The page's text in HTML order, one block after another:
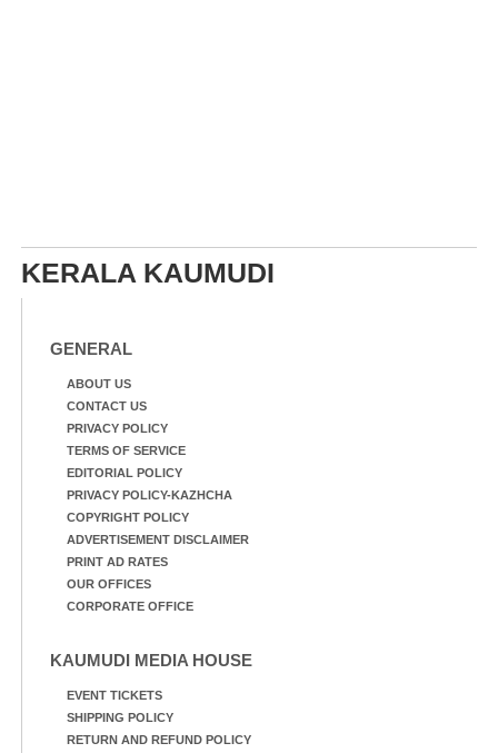
KERALA KAUMUDI
GENERAL
ABOUT US
CONTACT US
PRIVACY POLICY
TERMS OF SERVICE
EDITORIAL POLICY
PRIVACY POLICY-KAZHCHA
COPYRIGHT POLICY
ADVERTISEMENT DISCLAIMER
PRINT AD RATES
OUR OFFICES
CORPORATE OFFICE
KAUMUDI MEDIA HOUSE
EVENT TICKETS
SHIPPING POLICY
RETURN AND REFUND POLICY